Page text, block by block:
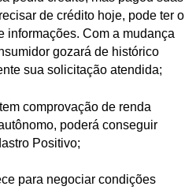
de crédito hoje, pode ter o
informações. Com a mudança
gozará de histórico
sua solicitação atendida;
comprovação de renda
poderá conseguir
Positivo;
para negociar condições